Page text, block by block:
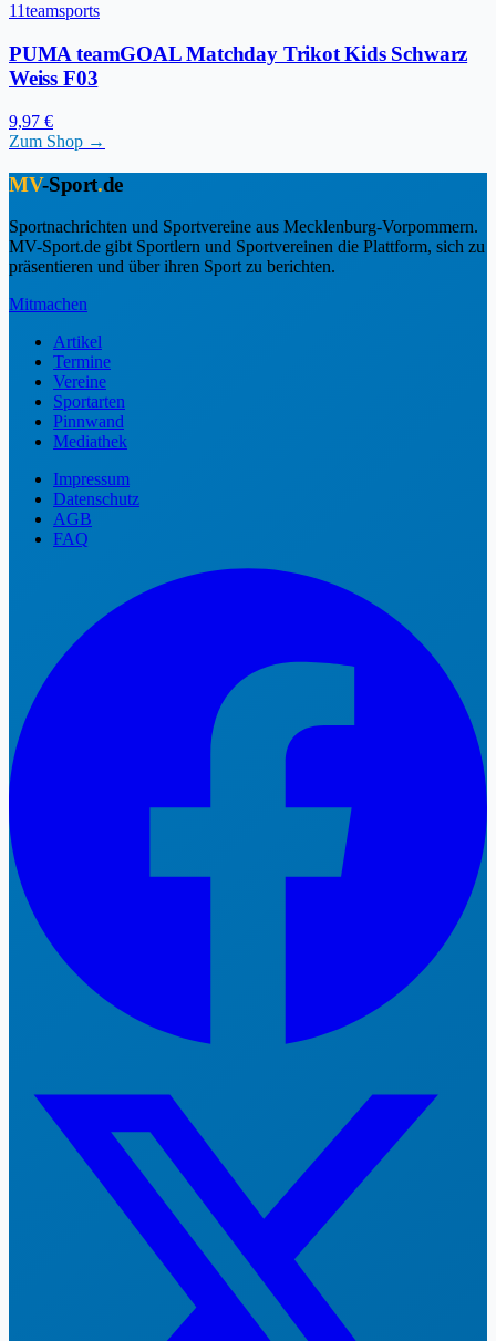
11teamsports
PUMA teamGOAL Matchday Trikot Kids Schwarz
Weiss F03
9,97 €
Zum Shop →
MV-Sport.de
Sportnachrichten und Sportvereine aus Mecklenburg-Vorpommern.
MV-Sport.de gibt Sportlern und Sportvereinen die Plattform, sich zu
präsentieren und über ihren Sport zu berichten.
Mitmachen
Artikel
Termine
Vereine
Sportarten
Pinnwand
Mediathek
Impressum
Datenschutz
AGB
FAQ